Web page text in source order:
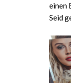
einen
Seid